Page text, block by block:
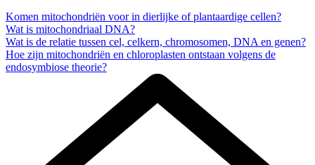
Komen mitochondriën voor in dierlijke of plantaardige cellen?
Wat is mitochondriaal DNA?
Wat is de relatie tussen cel, celkern, chromosomen, DNA en genen?
Hoe zijn mitochondriën en chloroplasten ontstaan volgens de
endosymbiose theorie?